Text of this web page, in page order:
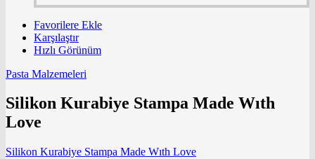
Favorilere Ekle
Karşılaştır
Hızlı Görünüm
Pasta Malzemeleri
Silikon Kurabiye Stampa Made Wıth
Love
Silikon Kurabiye Stampa Made Wıth Love